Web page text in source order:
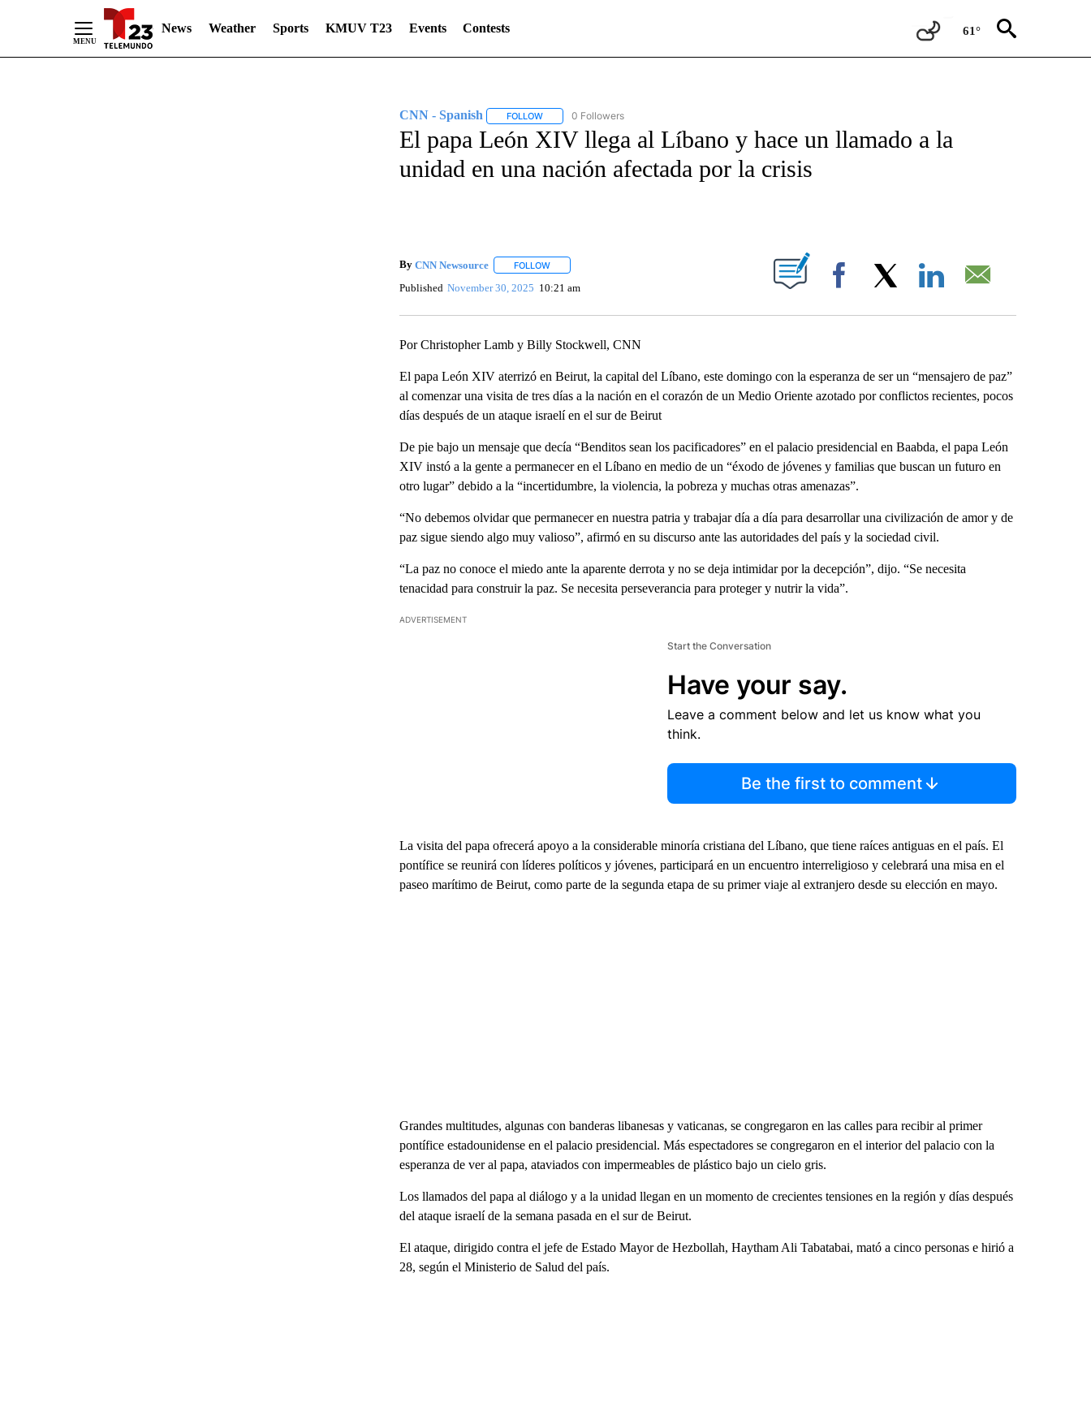
News Weather Sports KMUV T23 Events Contests 61°
CNN - Spanish FOLLOWFOLLOW "CNN - SPANISH" TO RECEIVE NOTIFICATIONS ABOUT NEW PAGES ON "CNN - SPANISH".
0 Followers
El papa León XIV llega al Líbano y hace un llamado a la
unidad en una nación afectada por la crisis
By CNN Newsource FOLLOWFOLLOW "" TO RECEIVE NOTIFICATIONS ABOUT NEW PAGES ON "".
Published November 30, 2025 10:21 am Facebook
Por Christopher Lamb y Billy Stockwell, CNN
El papa León XIV aterrizó en Beirut, la capital del Líbano, este domingo con la esperanza de ser un “mensajero de paz”
al comenzar una visita de tres días a la nación en el corazón de un Medio Oriente azotado por conflictos recientes, pocos
días después de un ataque israelí en el sur de Beirut
De pie bajo un mensaje que decía “Benditos sean los pacificadores” en el palacio presidencial en Baabda, el papa León
XIV instó a la gente a permanecer en el Líbano en medio de un “éxodo de jóvenes y familias que buscan un futuro en
otro lugar” debido a la “incertidumbre, la violencia, la pobreza y muchas otras amenazas”.
“No debemos olvidar que permanecer en nuestra patria y trabajar día a día para desarrollar una civilización de amor y de
paz sigue siendo algo muy valioso”, afirmó en su discurso ante las autoridades del país y la sociedad civil.
“La paz no conoce el miedo ante la aparente derrota y no se deja intimidar por la decepción”, dijo. “Se necesita
tenacidad para construir la paz. Se necesita perseverancia para proteger y nutrir la vida”.
ADVERTISEMENT
Start the Conversation
Have your say.
Leave a comment below and let us know what you
think.
Be the first to comment
La visita del papa ofrecerá apoyo a la considerable minoría cristiana del Líbano, que tiene raíces antiguas en el país. El
pontífice se reunirá con líderes políticos y jóvenes, participará en un encuentro interreligioso y celebrará una misa en el
paseo marítimo de Beirut, como parte de la segunda etapa de su primer viaje al extranjero desde su elección en mayo.
Grandes multitudes, algunas con banderas libanesas y vaticanas, se congregaron en las calles para recibir al primer
pontífice estadounidense en el palacio presidencial. Más espectadores se congregaron en el interior del palacio con la
esperanza de ver al papa, ataviados con impermeables de plástico bajo un cielo gris.
Los llamados del papa al diálogo y a la unidad llegan en un momento de crecientes tensiones en la región y días después
del ataque israelí de la semana pasada en el sur de Beirut.
El ataque, dirigido contra el jefe de Estado Mayor de Hezbollah, Haytham Ali Tabatabai, mató a cinco personas e hirió a
28, según el Ministerio de Salud del país.